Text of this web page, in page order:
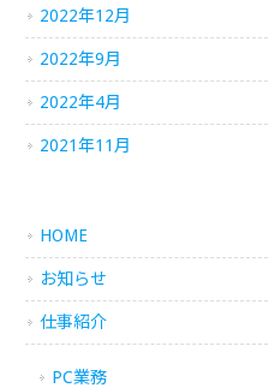
2022年12月
2022年9月
2022年4月
2021年11月
HOME
お知らせ
仕事紹介
PC業務